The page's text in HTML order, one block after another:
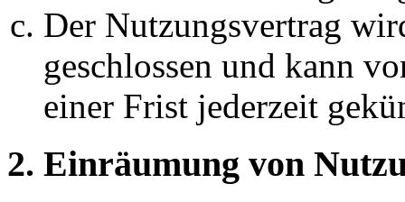
Der Nutzungsvertrag
geschlossen und kann
einer Frist jederzeit
2. Einräumung von